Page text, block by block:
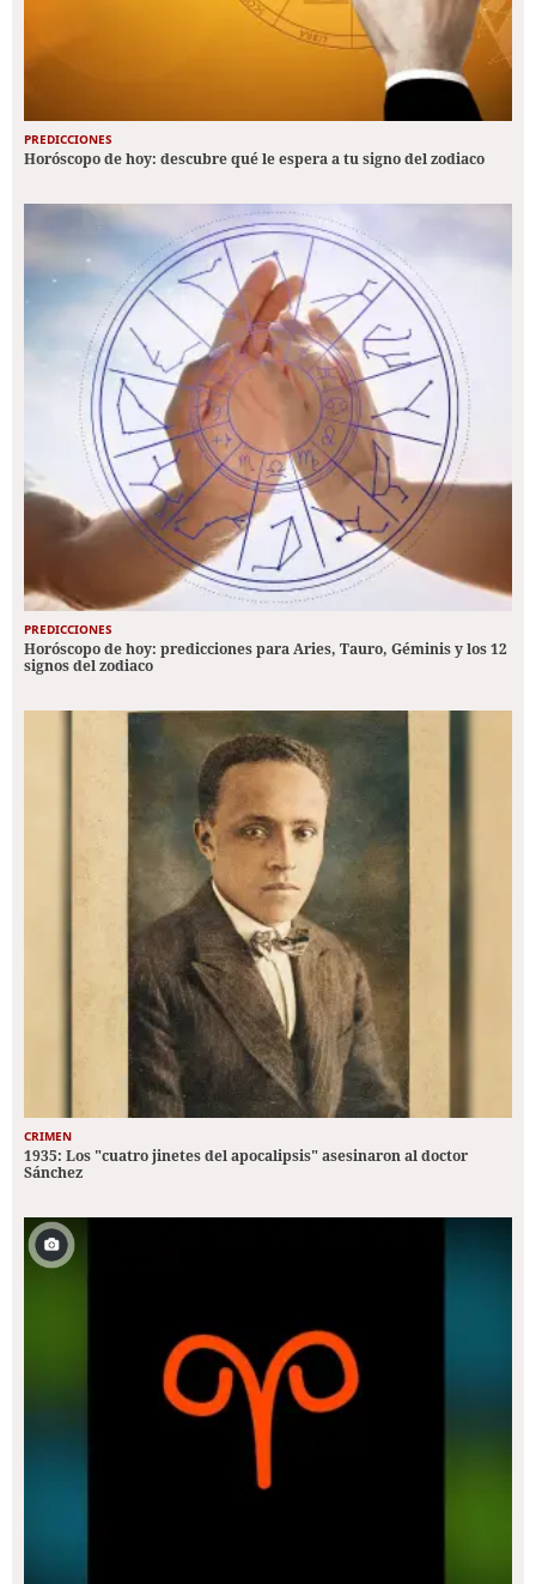
PREDICCIONES
Horóscopo de hoy: descubre qué le espera a tu signo del zodiaco
PREDICCIONES
Horóscopo de hoy: predicciones para Aries, Tauro, Géminis y los 12
signos del zodiaco
CRIMEN
1935: Los "cuatro jinetes del apocalipsis" asesinaron al doctor
Sánchez